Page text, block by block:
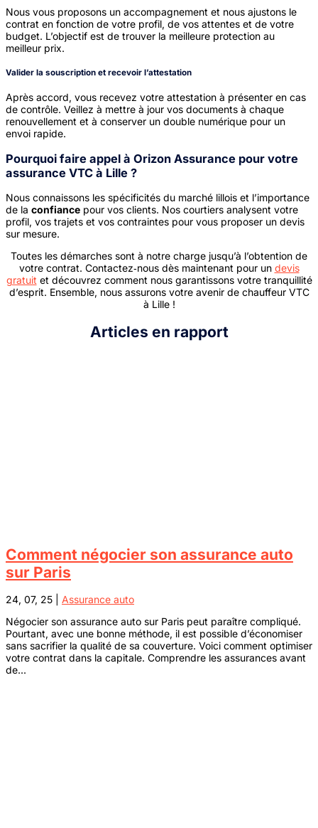
Nous vous proposons un accompagnement et nous ajustons le
contrat en fonction de votre profil, de vos attentes et de votre
budget. L’objectif est de trouver la meilleure protection au
meilleur prix.
Valider la souscription et recevoir l’attestation
Après accord, vous recevez votre attestation à présenter en cas
de contrôle. Veillez à mettre à jour vos documents à chaque
renouvellement et à conserver un double numérique pour un
envoi rapide.
Pourquoi faire appel à Orizon Assurance pour votre
assurance VTC à Lille ?
Nous connaissons les spécificités du marché lillois et l’importance
de la confiance pour vos clients. Nos courtiers analysent votre
profil, vos trajets et vos contraintes pour vous proposer un devis
sur mesure.
Toutes les démarches sont à notre charge jusqu’à l’obtention de
votre contrat. Contactez‑nous dès maintenant pour un devis
gratuit et découvrez comment nous garantissons votre tranquillité
d’esprit. Ensemble, nous assurons votre avenir de chauffeur VTC
à Lille !
Articles en rapport
Comment négocier son assurance auto
sur Paris
24, 07, 25
Assurance auto
Négocier son assurance auto sur Paris peut paraître compliqué.
Pourtant, avec une bonne méthode, il est possible d’économiser
sans sacrifier la qualité de sa couverture. Voici comment optimiser
votre contrat dans la capitale. Comprendre les assurances avant
de...